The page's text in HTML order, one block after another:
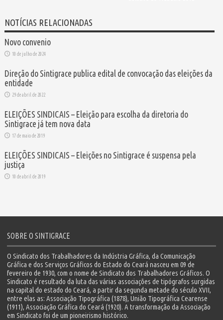
NOTÍCIAS RELACIONADAS
Novo convenio
10 de julho de 2024
Direção do Sintigrace publica edital de convocação das eleições da
entidade
29 de abril de 2022
ELEIÇÕES SINDICAIS – Eleição para escolha da diretoria do
Sintigrace já tem nova data
17 de maio de 2019
ELEIÇÕES SINDICAIS – Eleições no Sintigrace é suspensa pela
justiça
10 de abril de 2019
SOBRE O SINTIGRACE
O Sindicato dos Trabalhadores da Indústria Gráfica, da Comunicação
Gráfica e dos Serviços Gráficos do Estado do Ceará nasceu em 09 de
fevereiro de 1930, com o nome de Sindicato dos Trabalhadores Gráficos. O
Sindicato é resultado da luta das várias associações de tipógrafos surgidas
na capital do estado do Ceará, a partir da segunda metade do século XVII,
entre elas as: Associação Tipográfica (1878), União Tipográfica Cearense
(1911), Associação Gráfica do Ceará (1920). A transformação da Associação
em Sindicato foi de um pioneirismo histórico.